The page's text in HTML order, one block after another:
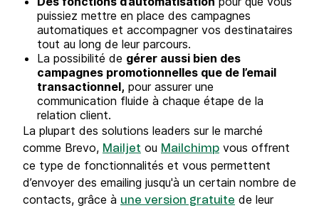
puissiez mettre en place des campagnes
automatiques et accompagner vos destinataires
tout au long de leur parcours.
La possibilité de gérer aussi bien des
campagnes promotionnelles que de l’email
transactionnel, pour assurer une
communication fluide à chaque étape de la
relation client.
La plupart des solutions leaders sur le marché
comme Brevo, Mailjet ou Mailchimp vous offrent
ce type de fonctionnalités et vous permettent
d’envoyer des emailing jusqu'à un certain nombre de
contacts, grâce à une version gratuite de leur